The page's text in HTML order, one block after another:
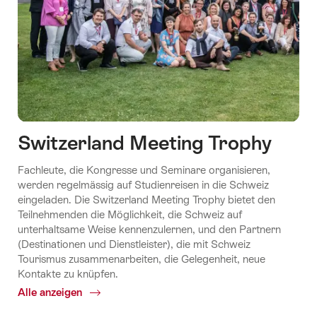
Switzerland Meeting Trophy
Fachleute, die Kongresse und Seminare organisieren,
werden regelmässig auf Studienreisen in die Schweiz
eingeladen. Die Switzerland Meeting Trophy bietet den
Teilnehmenden die Möglichkeit, die Schweiz auf
unterhaltsame Weise kennenzulernen, und den Partnern
(Destinationen und Dienstleister), die mit Schweiz
Tourismus zusammenarbeiten, die Gelegenheit, neue
Kontakte zu knüpfen.
Alle anzeigen
Common.Of